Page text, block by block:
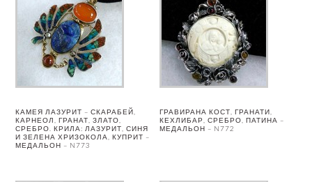
КАМЕЯ ЛАЗУРИТ – СКАРАБЕЙ,
КАРНЕОЛ, ГРАНАТ, ЗЛАТО,
СРЕБРО. КРИЛА: ЛАЗУРИТ, СИНЯ
И ЗЕЛЕНА ХРИЗОКОЛА, КУПРИТ –
МЕДАЛЬОН – N773
ГРАВИРАНА КОСТ, ГРАНАТИ,
КЕХЛИБАР, СРЕБРО, ПАТИНА –
МЕДАЛЬОН – N772